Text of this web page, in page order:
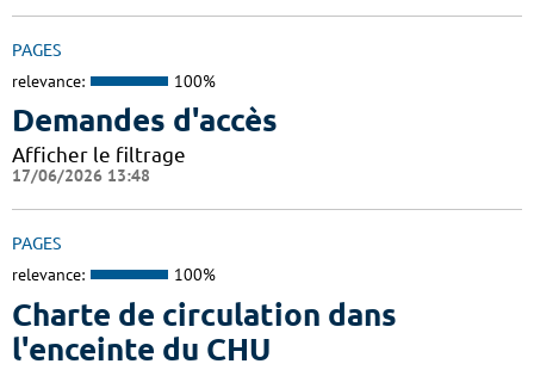
PAGES
relevance: 100%
Demandes d'accès
Afficher le filtrage
17/06/2026 13:48
PAGES
relevance: 100%
Charte de circulation dans
l'enceinte du CHU